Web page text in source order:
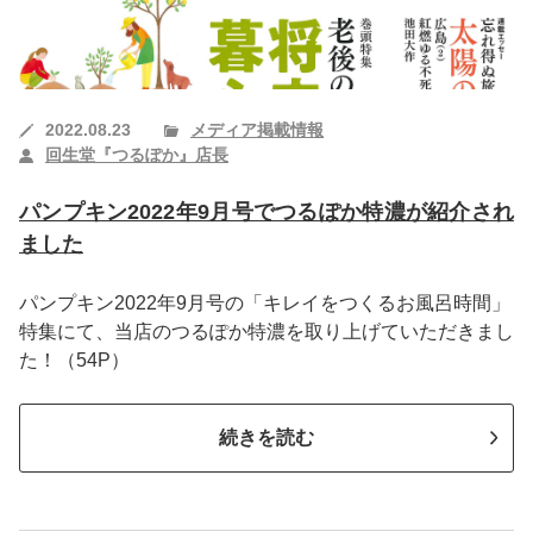
2022.08.23
メディア掲載情報
回生堂『つるぽか』店長
パンプキン2022年9月号でつるぽか特濃が紹介され
ました
パンプキン2022年9月号の「キレイをつくるお風呂時間」
特集にて、当店のつるぽか特濃を取り上げていただきまし
た！（54P）
続きを読む